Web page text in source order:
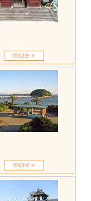
more »
more »